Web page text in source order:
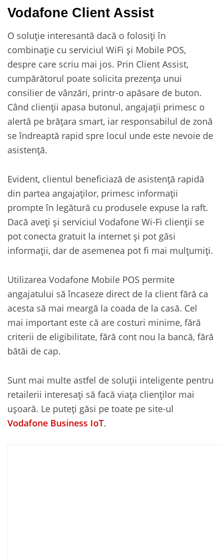
Vodafone Client Assist
O soluție interesantă dacă o folosiți în
combinație cu serviciul WiFi și Mobile POS,
despre care scriu mai jos. Prin Client Assist,
cumpărătorul poate solicita prezența unui
consilier de vânzări, printr-o apăsare de buton.
Când clienții apasa butonul, angajații primesc o
alertă pe brățara smart, iar responsabilul de zonă
se îndreaptă rapid spre locul unde este nevoie de
asistență.
Evident, clientul beneficiază de asistență rapidă
din partea angajaților, primesc informații
prompte în legătură cu produsele expuse la raft.
Dacă aveți și serviciul Vodafone Wi-Fi clienții se
pot conecta gratuit la internet și pot găsi
informații, dar de asemenea pot fi mai mulțumiți.
Utilizarea Vodafone Mobile POS permite
angajatului să încaseze direct de la client fără ca
acesta să mai meargă la coada de la casă. Cel
mai important este că are costuri minime, fără
criterii de eligibilitate, fără cont nou la bancă, fără
bătăi de cap.
Sunt mai multe astfel de soluții inteligente pentru
retailerii interesați să facă viața clienților mai
ușoară. Le puteți găsi pe toate pe site-ul
Vodafone Business IoT.